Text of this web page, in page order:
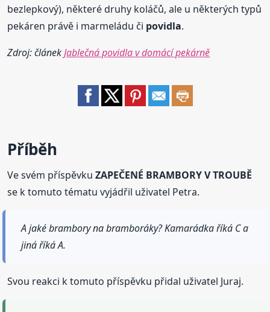
bezlepkový), některé druhy koláčů, ale u některých typů
pekáren právě i marmeládu či povidla.
Zdroj: článekJablečná povidla v domácí pekárně
Příběh
Ve svém příspěvkuZAPEČENÉ BRAMBORY V TROUBĚ
se k tomuto tématu vyjádřil uživatel Petra.
A jaké brambory na bramboráky? Kamarádka říká C a
jiná říká A.
Svou reakci k tomuto příspěvku přidal uživatel Juraj.